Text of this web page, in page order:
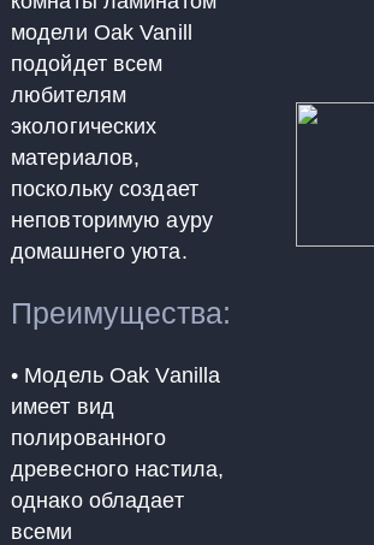
модели Oak Vanill
подойдет всем
любителям
экологических
материалов,
поскольку создает
неповторимую ауру
домашнего уюта.
Преимущества:
• Модель Oak Vanilla
имеет вид
полированного
древесного настила,
однако обладает
всеми